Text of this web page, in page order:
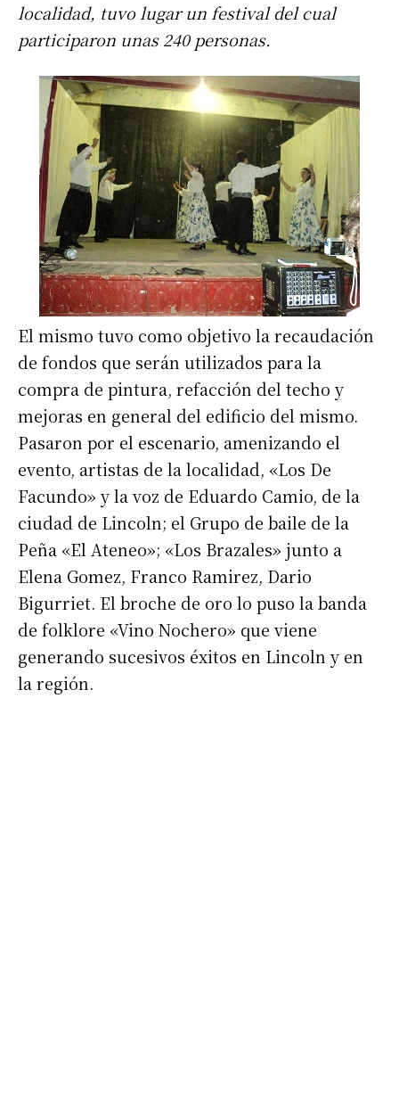
localidad, tuvo lugar un festival del cual
participaron unas 240 personas.
El mismo tuvo como objetivo la recaudación
de fondos que serán utilizados para la
compra de pintura, refacción del techo y
mejoras en general del edificio del mismo.
Pasaron por el escenario, amenizando el
evento, artistas de la localidad, «Los De
Facundo» y la voz de Eduardo Camio, de la
ciudad de Lincoln; el Grupo de baile de la
Peña «El Ateneo»; «Los Brazales» junto a
Elena Gomez, Franco Ramirez, Dario
Bigurriet. El broche de oro lo puso la banda
de folklore «Vino Nochero» que viene
generando sucesivos éxitos en Lincoln y en
la región.